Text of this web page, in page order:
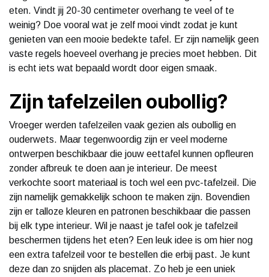
eten. Vindt jij 20-30 centimeter overhang te veel of te
weinig? Doe vooral wat je zelf mooi vindt zodat je kunt
genieten van een mooie bedekte tafel. Er zijn namelijk geen
vaste regels hoeveel overhang je precies moet hebben. Dit
is echt iets wat bepaald wordt door eigen smaak.
Zijn tafelzeilen oubollig?
Vroeger werden tafelzeilen vaak gezien als oubollig en
ouderwets. Maar tegenwoordig zijn er veel moderne
ontwerpen beschikbaar die jouw eettafel kunnen opfleuren
zonder afbreuk te doen aan je interieur. De meest
verkochte soort materiaal is toch wel een pvc-tafelzeil. Die
zijn namelijk gemakkelijk schoon te maken zijn. Bovendien
zijn er talloze kleuren en patronen beschikbaar die passen
bij elk type interieur. Wil je naast je tafel ook je tafelzeil
beschermen tijdens het eten? Een leuk idee is om hier nog
een extra tafelzeil voor te bestellen die erbij past. Je kunt
deze dan zo snijden als placemat. Zo heb je een uniek